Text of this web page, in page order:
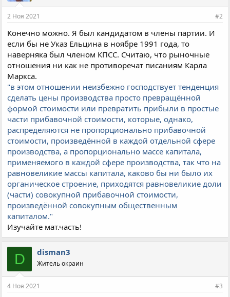
2 Ноя 2021 #2
Конечно можно. Я был кандидатом в члены партии. И
если бы не Указ Ельцина в ноябре 1991 года, то
наверняка был членом КПСС. Считаю, что рыночные
отношения ни как не противоречат писаниям Карла
Маркса.
"в этом отношении неизбежно господствует тенденция
сделать цены производства просто превращённой
формой стоимости или превратить прибыли в простые
части прибавочной стоимости, которые, однако,
распределяются не пропорционально прибавочной
стоимости, произведённой в каждой отдельной сфере
производства, а пропорционально массе капитала,
применяемого в каждой сфере производства, так что на
равновеликие массы капитала, каково бы ни было их
органическое строение, приходятся равновеликие доли
(части) совокупной прибавочной стоимости,
произведённой совокупным общественным
капиталом."
Изучайте мат.часть!
D disman3
Житель окраин
4 Ноя 2021 #3